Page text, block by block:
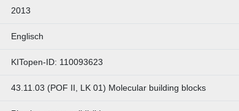
2013
Englisch
KITopen-ID: 110093623
43.11.03 (POF II, LK 01) Molecular building blocks